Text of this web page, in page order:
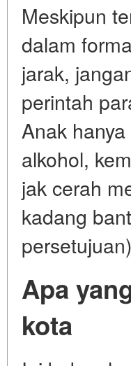
Meskipun
dalam
jarak,
perintah
Anak
alkohol,
jak cerah
kadang
Apa
kota